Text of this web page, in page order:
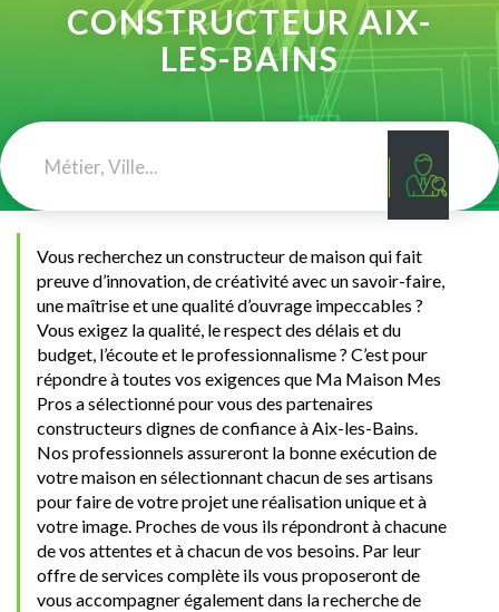
CONSTRUCTEUR AIX-
LES-BAINS
Vous recherchez un constructeur de maison qui fait
preuve d’innovation, de créativité avec un savoir-faire,
une maîtrise et une qualité d’ouvrage impeccables ?
Vous exigez la qualité, le respect des délais et du
budget, l’écoute et le professionnalisme ? C’est pour
répondre à toutes vos exigences que Ma Maison Mes
Pros a sélectionné pour vous des partenaires
constructeurs dignes de confiance à Aix-les-Bains.
Nos professionnels assureront la bonne exécution de
votre maison en sélectionnant chacun de ses artisans
pour faire de votre projet une réalisation unique et à
votre image. Proches de vous ils répondront à chacune
de vos attentes et à chacun de vos besoins. Par leur
offre de services complète ils vous proposeront de
vous accompagner également dans la recherche de